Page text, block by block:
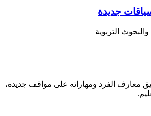
جديدة
التربوية
معارف الفرد ومهاراته على مواقف جديدة،